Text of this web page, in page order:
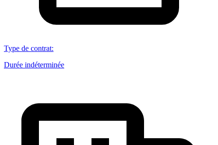
Type de contrat:
Durée indéterminée